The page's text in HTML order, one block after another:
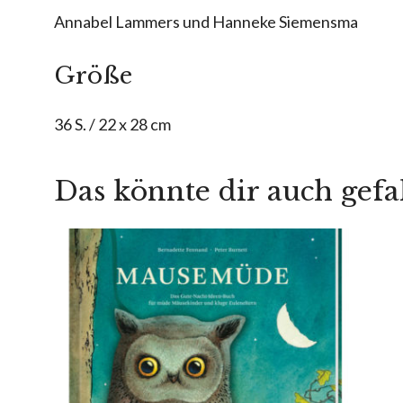
Annabel Lammers und Hanneke Siemensma
Größe
36 S. / 22 x 28 cm
Das könnte dir auch